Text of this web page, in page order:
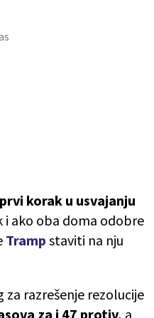
prvi korak u usvajanju
i ako oba doma odobre
Tramp staviti na nju
razrešenje rezolucije
za i 47 protiv, a